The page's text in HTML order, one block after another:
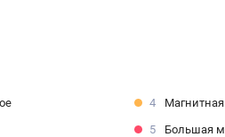
4
Магнитная
5
Большая